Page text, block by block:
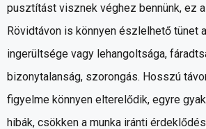
pusztítást visznek véghez bennünk, ez
Rövidtávon is könnyen észlelhető tünet
ingerültsége vagy lehangoltsága,
bizonytalanság, szorongás. Hosszú
figyelme könnyen elterelődik, egyre
hibák, csökken a munka iránti